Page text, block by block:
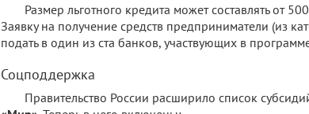
Размер льготного кредита может составлять от
Заявку на получение средств предприниматели (из
подать в один из ста банков, участвующих в
Соцподдержка
Правительство России расширило список